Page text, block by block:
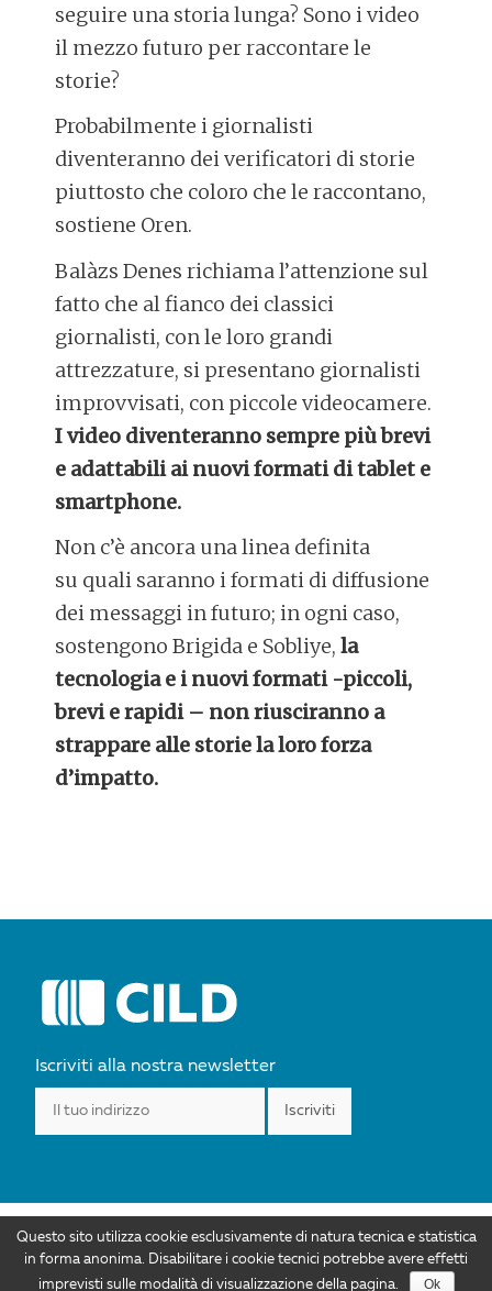
seguire una storia lunga? Sono i video
il mezzo futuro per raccontare le
storie?
Probabilmente i giornalisti
diventeranno dei verificatori di storie
piuttosto che coloro che le raccontano,
sostiene Oren.
Balàzs Denes richiama l’attenzione sul
fatto che al fianco dei classici
giornalisti, con le loro grandi
attrezzature, si presentano giornalisti
improvvisati, con piccole videocamere.
I video diventeranno sempre più brevi
e adattabili ai nuovi formati di tablet e
smartphone.
Non c’è ancora una linea definita
su quali saranno i formati di diffusione
dei messaggi in futuro; in ogni caso,
sostengono Brigida e Sobliye,la
tecnologia e i nuovi formati -piccoli,
brevi e rapidi – non riusciranno a
strappare alle storie la loro forza
d’impatto.
POST
Iscriviti alla nostra newsletter
Attribuzione 4.0 Internazionale. Autorizzazioni ulteriori rispetto allo scopo di
Questo sito utilizza cookie esclusivamente di natura tecnica e statistica
in forma anonima. Disabilitare i cookie tecnici potrebbe avere effetti
imprevisti sulle modalità di visualizzazione della pagina.
Ok